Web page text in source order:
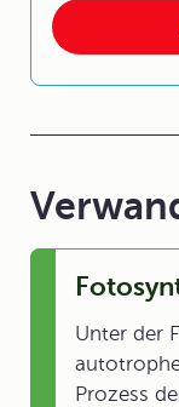
Unter der
Prozess